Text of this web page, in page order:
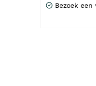
Bezoek